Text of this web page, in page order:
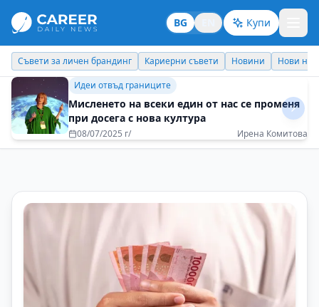
BG Купи
Кариерни съвети Новини Нови назначения Днес празнува
Идеи отвъд границите
Пътуванията ме правят по-гъвкава и по-
отворена към новото
01/09/2025 г/ Полина Тоскова